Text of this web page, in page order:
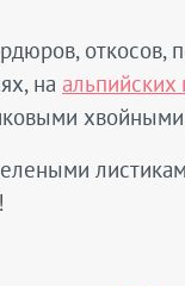
на альпийских